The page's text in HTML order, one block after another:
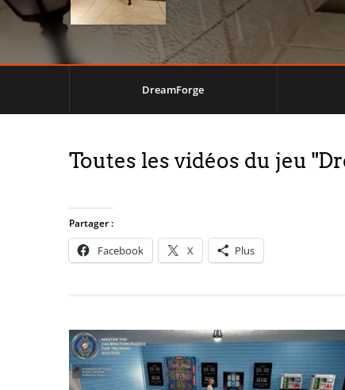
DreamForge
Toutes les vidéos du jeu
Partager :
Facebook X Plus